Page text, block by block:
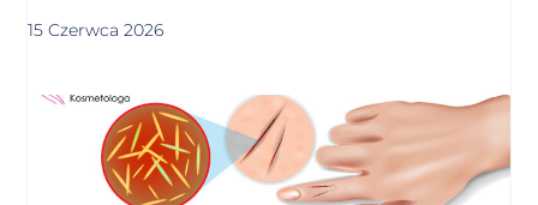
15 Czerwca 2026